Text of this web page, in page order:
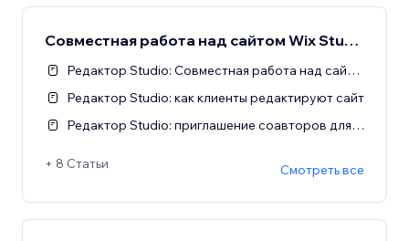
Совместная работа над сайтом Wix Studio
Редактор Studio: Совместная работа над сайтом
Редактор Studio: как клиенты редактируют сайт
Редактор Studio: приглашение соавторов для редактирования сайта
+ 8 Статьи Смотреть все